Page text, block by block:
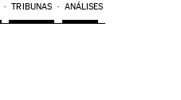
TRIBUNAS ANÁLISES